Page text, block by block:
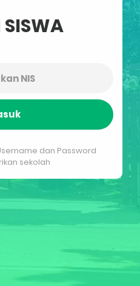
SISWA
dan Password
sekolah